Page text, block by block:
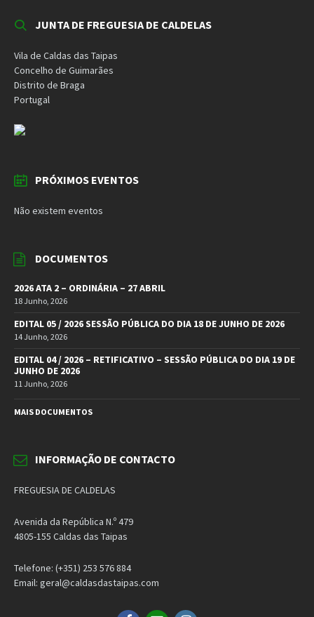
JUNTA DE FREGUESIA DE CALDELAS
Vila de Caldas das Taipas
Concelho de Guimarães
Distrito de Braga
Portugal
PRÓXIMOS EVENTOS
Não existem eventos
DOCUMENTOS
2026 ATA 2 – ORDINÁRIA – 27 ABRIL
18 Junho, 2026
EDITAL 05 / 2026 SESSÃO PÚBLICA DO DIA 18 DE JUNHO DE 2026
14 Junho, 2026
EDITAL 04 / 2026 – RETIFICATIVO – SESSÃO PÚBLICA DO DIA 19 DE
JUNHO DE 2026
11 Junho, 2026
MAIS DOCUMENTOS
INFORMAÇÃO DE CONTACTO
FREGUESIA DE CALDELAS
Avenida da República N.º 479
4805-155 Caldas das Taipas
Telefone: (+351) 253 576 884
Email: geral@caldasdastaipas.com